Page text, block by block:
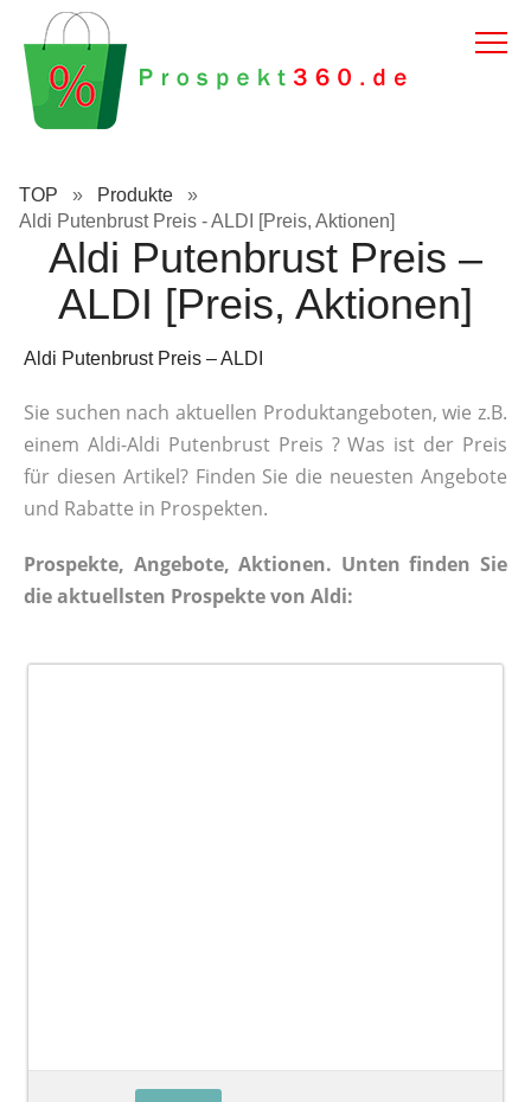
TOP » Produkte
»
Aldi Putenbrust Preis - ALDI [Preis, Aktionen]
Aldi Putenbrust Preis –
ALDI [Preis, Aktionen]
Aldi Putenbrust Preis – ALDI
Sie suchen nach aktuellen Produktangeboten, wie z.B.
einem Aldi-Aldi Putenbrust Preis ? Was ist der Preis
für diesen Artikel? Finden Sie die neuesten Angebote
und Rabatte in Prospekten.
Prospekte, Angebote, Aktionen. Unten finden Sie
die aktuellsten Prospekte von Aldi: